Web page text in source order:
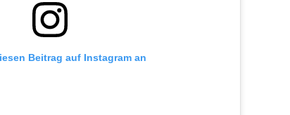
Beitrag auf Instagram an